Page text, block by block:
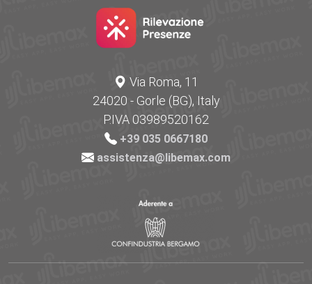
Via Roma, 11
24020 - Gorle (BG), Italy
P.IVA 03989520162
+39 035 0667180
assistenza@libemax.com